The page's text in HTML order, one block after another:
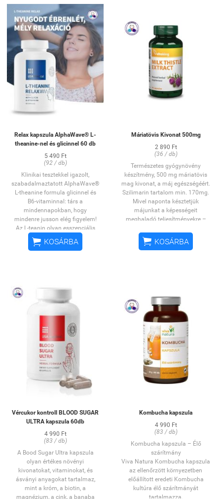
Relax kapszula AlphaWave® L-
theanine-nel és glicinnel 60 db
5 490 Ft
(92 / db)
Klinikai tesztekkel igazolt,
szabadalmaztatott AlphaWave®
L-theanine formula glicinnel és
B6-vitaminnal: társ a
mindennapokban, hogy
mindenre jusson elég figyelem!
Az L-teanin olyan esszenciális
aminosav, mely elősegíti a
koncentráció és a figyelmi fókusz
rohanó világ kihívásaival
szemben.
Étrend-kiegészítő kapszula
OGYÉI notifikációs
szám:34738/2024
Kiszerelés:60 db
Származási ország:
VEGÁN
 KOSÁRBA
Máriatövis Kivonat 500mg
2 890 Ft
(36 / db)
Természetes gyógynövény
készítmény, 500 mg máriatövis
mag kivonat, a máj egészségéért.
Szilimarin tartalom min. 170mg.
Mivel naponta késztetjük
májunkat a képességeit
meghaladó teljesítményekre –
gyógyszert szedünk vagy nehéz,
zsíros ételeket eszünk – ezért
segít a máj megfelelő
működését. Kapszulánként
500mg máriatövis magot
tartalmaz.
A máriatövis mag:
Támogathatja a máj
egészségét
Hozzájárulhat a máj
méregtelenítéséhez
Segíthet fenntartani a
a test tisztulását.
OGYÉI: 25499/2020
 KOSÁRBA
Vércukor kontroll BLOOD SUGAR
ULTRA kapszula 60db
4 990 Ft
(83 / db)
A Bood Sugar Ultra kapszula
olyan értékes növényi
kivonatokat, vitaminokat, és
ásványi anyagokat tartalmaz,
mint a króm, a biotin, a
magnézium, a cink, a banaba
Kombucha kapszula
4 990 Ft
(83 / db)
Kombucha kapszula – Élő
szárítmány
Viva Natura Kombucha kapszula
az ellenőrzött környezetben
előállított eredeti Kombucha
kultúra élő szárítmányát
tartalmazza.